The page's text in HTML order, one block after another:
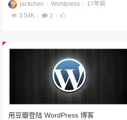
jackchen Wordpress
17年前
3.54K
1
用豆瓣登陆 WordPress 博客